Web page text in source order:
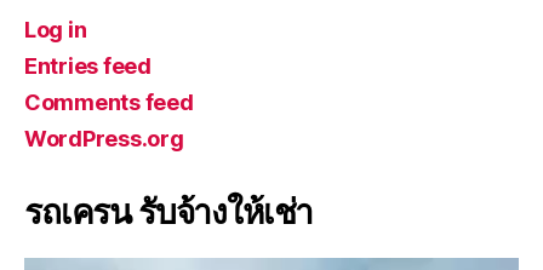
Log in
Entries feed
Comments feed
WordPress.org
รถเครน รับจ้างให้เช่า